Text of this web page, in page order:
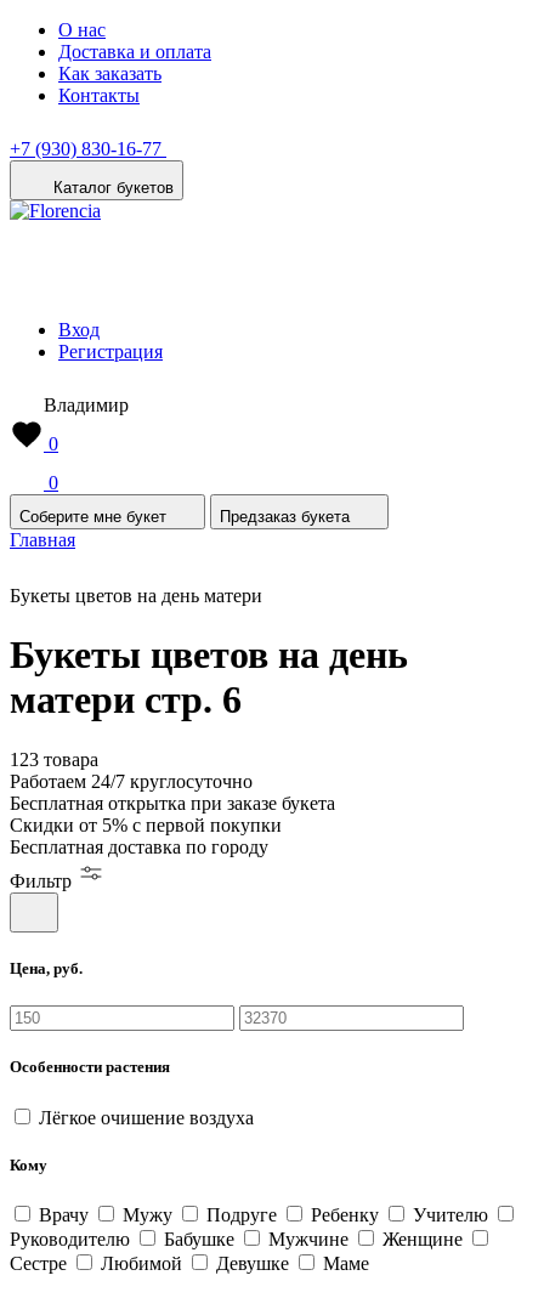
О нас
Доставка и оплата
Как заказать
Контакты
+7 (930) 830-16-77
Каталог букетов
Вход
Регистрация
Владимир
0
0
Соберите мне букет Предзаказ букета
Главная
Букеты цветов на день матери
Букеты цветов на день
матери стр. 6
123 товара
Работаем 24/7 круглосуточно
Бесплатная открытка при заказе букета
Скидки от 5% с первой покупки
Бесплатная доставка по городу
Фильтр
Цена, руб.
Особенности растения
Лёгкое очишение воздуха
Кому
Врачу Мужу Подруге Ребенку
Учителю
Руководителю
Бабушке Мужчине
Женщине
Сестре
Любимой Девушке Маме